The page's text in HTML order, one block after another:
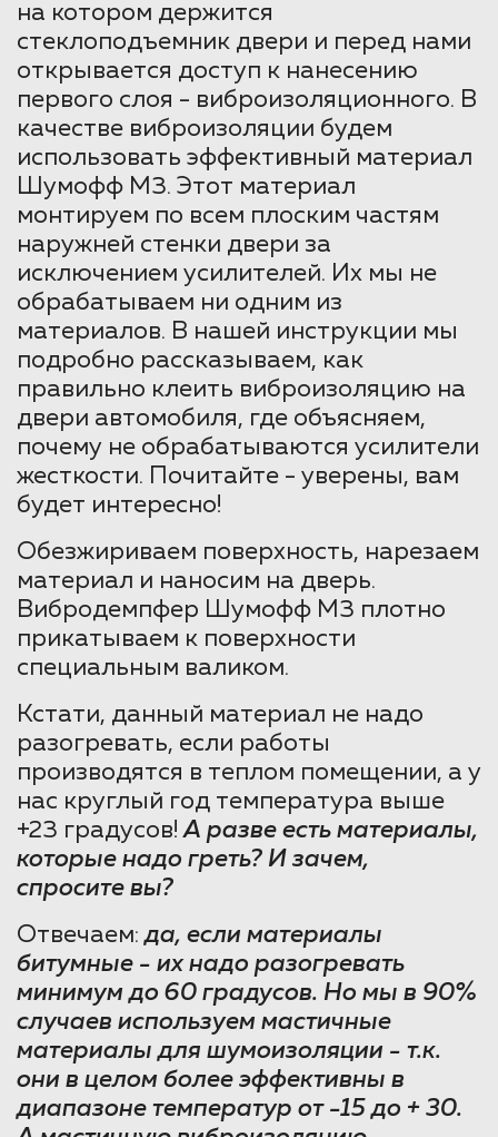
на котором держится
стеклоподъемник двери и перед нами
открывается доступ к нанесению
первого слоя - виброизоляционного. В
качестве виброизоляции будем
использовать эффективный материал
Шумофф М3. Этот материал
монтируем по всем плоским частям
наружней стенки двери за
исключением усилителей. Их мы не
обрабатываем ни одним из
материалов. В нашей инструкции мы
подробно рассказываем, как
правильно клеить виброизоляцию на
двери автомобиля, где объясняем,
почему не обрабатываются усилители
жесткости. Почитайте - уверены, вам
будет интересно!
Обезжириваем поверхность, нарезаем
материал и наносим на дверь.
Вибродемпфер Шумофф М3 плотно
прикатываем к поверхности
специальным валиком.
Кстати, данный материал не надо
разогревать, если работы
производятся в теплом помещении, а у
нас круглый год температура выше
+23 градусов!А разве есть материалы,
которые надо греть? И зачем,
спросите вы?
Отвечаем:да, если материалы
битумные - их надо разогревать
минимум до 60 градусов. Но мы в 90%
случаев используем мастичные
материалы для шумоизоляции - т.к.
они в целом более эффективны в
диапазоне температур от -15 до + 30.